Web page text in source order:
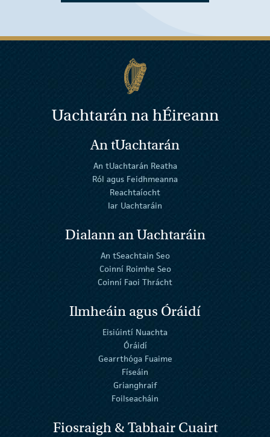
Uachtarán nahÉireann
An tUachtarán
An tUachtarán Reatha
Ról agus Feidhmeanna
Reachtaíocht
Iar Uachtaráin
Dialann an Uachtaráin
An tSeachtain Seo
Coinní Roimhe Seo
Coinní Faoi Thrácht
Ilmheáin agus Óráidí
Eisiúintí Nuachta
Óráidí
Gearrthóga Fuaime
Físeáin
Grianghraif
Foilseacháin
Fiosraigh & Tabhair Cuairt